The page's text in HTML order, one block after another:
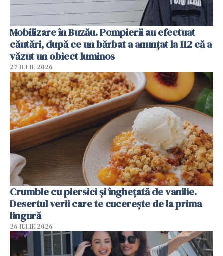
Mobilizare în Buzău. Pompierii au efectuat
căutări, după ce un bărbat a anunțat la 112 că a
văzut un obiect luminos
27 IULIE 2026
Crumble cu piersici și înghețată de vanilie.
Desertul verii care te cucerește de la prima
lingură
26 IULIE 2026